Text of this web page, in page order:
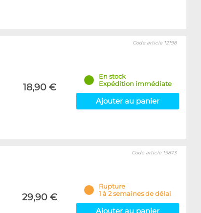
18,90 €
Code article 12198
En stock
Expédition immédiate
Ajouter au panier
29,90 €
Code article 15873
Rupture
1 à 2 semaines de délai
Ajouter au panier